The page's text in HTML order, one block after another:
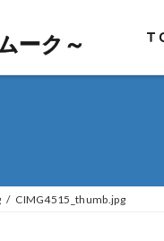
ーク～
ーク～ Ｔ
CIMG4515_thumb.jpg